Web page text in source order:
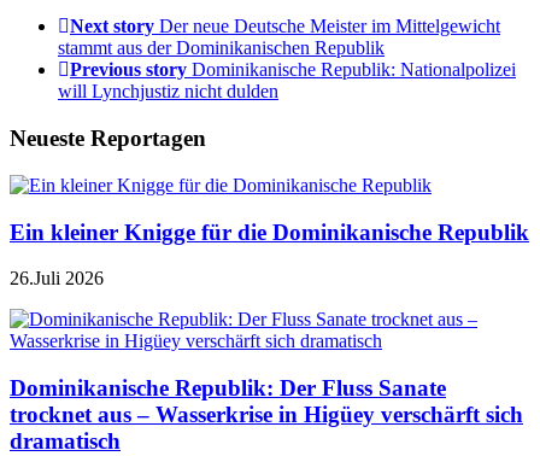
Next story Der neue Deutsche Meister im Mittelgewicht
stammt aus der Dominikanischen Republik
Previous story Dominikanische Republik: Nationalpolizei
will Lynchjustiz nicht dulden
Neueste Reportagen
Ein kleiner Knigge für die Dominikanische Republik
26.Juli 2026
Dominikanische Republik: Der Fluss Sanate
trocknet aus – Wasserkrise in Higüey verschärft sich
dramatisch